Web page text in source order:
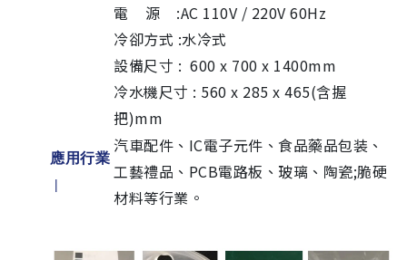
電 源 :AC 110V / 220V 60Hz
冷卻方式 :水冷式
設備尺寸 : 600 x 700 x 1400mm
冷水機尺寸 : 560 x 285 x 465(含握
把)mm
應用行業
|
汽車配件、IC電子元件、食品藥品包装、
工藝禮品、PCB電路板、玻璃、陶瓷;脆硬
材料等行業。